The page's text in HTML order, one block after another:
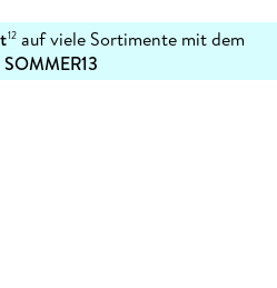
12auf viele Sortimente mit dem
SOMMER13